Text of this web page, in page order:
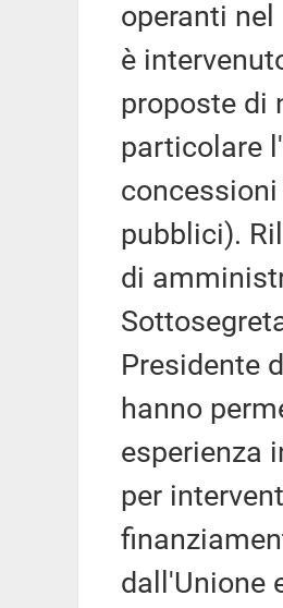
operanti
è
proposte di
particolare
pubblici).
di
Presidente
hanno
esperienza
per
dall'Unione